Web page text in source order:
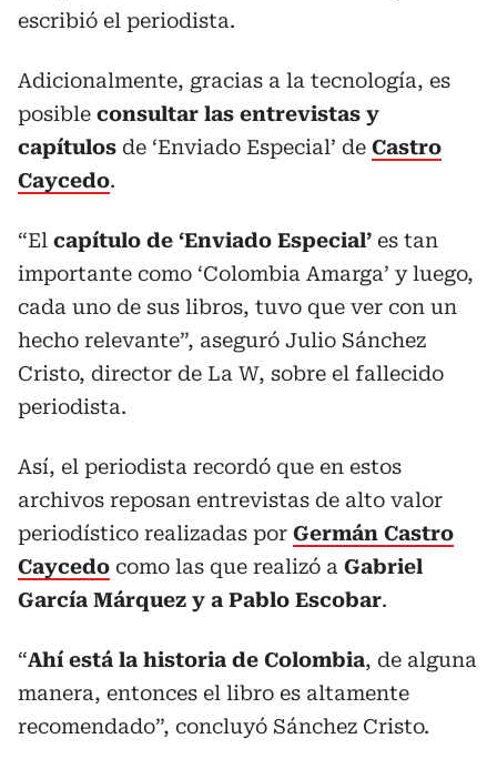
escribió el periodista.
Adicionalmente, gracias a la tecnología, es
posible consultar las entrevistas y
capítulos de ‘Enviado Especial’ de Castro
Caycedo.
“El capítulo de ‘Enviado Especial’ es tan
importante como ‘Colombia Amarga’ y luego,
cada uno de sus libros, tuvo que ver con un
hecho relevante”, aseguró Julio Sánchez
Cristo, director de La W, sobre el fallecido
periodista.
Así, el periodista recordó que en estos
archivos reposan entrevistas de alto valor
periodístico realizadas por Germán Castro
Caycedo como las que realizó a Gabriel
García Márquez y a Pablo Escobar.
“Ahí está la historia de Colombia, de alguna
manera, entonces el libro es altamente
recomendado”, concluyó Sánchez Cristo.